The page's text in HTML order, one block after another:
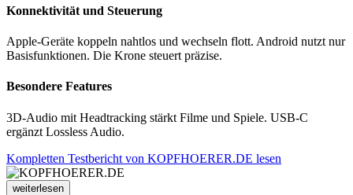
Konnektivität und Steuerung
Apple-Geräte koppeln nahtlos und wechseln flott. Android nutzt nur
Basisfunktionen. Die Krone steuert präzise.
Besondere Features
3D-Audio mit Headtracking stärkt Filme und Spiele. USB-C
ergänzt Lossless Audio.
Kompletten Testbericht von KOPFHOERER.DE lesen
weiterlesen